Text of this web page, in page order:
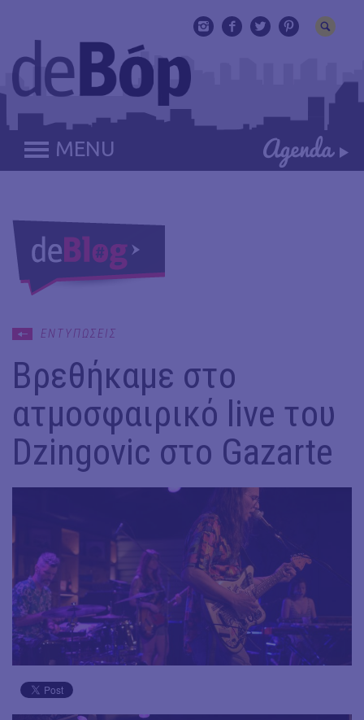
MENU
ΕΝΤΥΠΩΣΕΙΣ
Βρεθήκαμε στο
ατμοσφαιρικό live του
Dzingovic στο Gazarte